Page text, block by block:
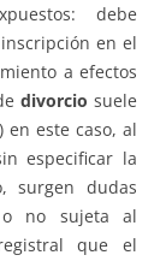
debe
en el
a efectos
divorcio suele
) en este caso, al
especificar la
surgen dudas
no sujeta al
que el